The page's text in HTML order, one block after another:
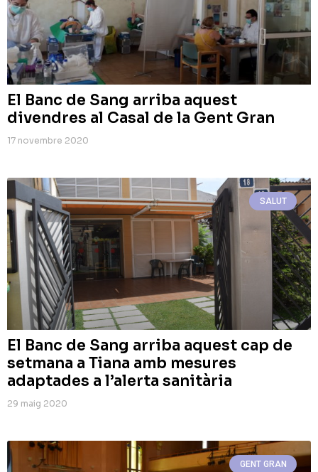
El Banc de Sang arriba aquest
divendres al Casal de la Gent Gran
17 novembre 2020
SALUT
El Banc de Sang arriba aquest cap de
setmana a Tiana amb mesures
adaptades a l’alerta sanitària
29 maig 2020
GENT GRAN